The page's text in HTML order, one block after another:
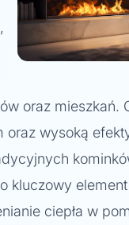
oraz mieszkań.
oraz wysoką
kluczowy
ciepła w